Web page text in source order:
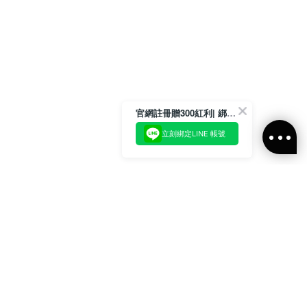
官網註冊贈300紅利| 綁定LINE再領取專屬優惠
立刻綁定LINE 帳號